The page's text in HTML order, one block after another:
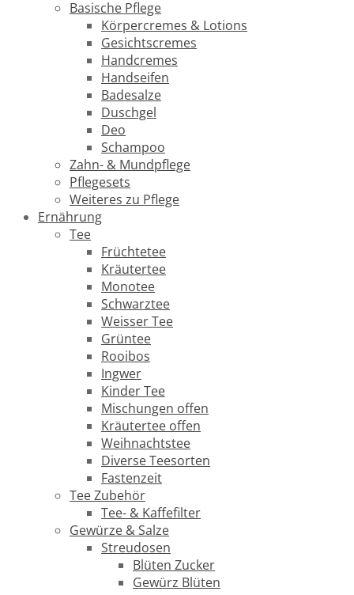
Basische Pflege
Körpercremes & Lotions
Gesichtscremes
Handcremes
Handseifen
Badesalze
Duschgel
Deo
Schampoo
Zahn- & Mundpflege
Pflegesets
Weiteres zu Pflege
Ernährung
Tee
Früchtetee
Kräutertee
Monotee
Schwarztee
Weisser Tee
Grüntee
Rooibos
Ingwer
Kinder Tee
Mischungen offen
Kräutertee offen
Weihnachtstee
Diverse Teesorten
Fastenzeit
Tee Zubehör
Tee- & Kaffefilter
Gewürze & Salze
Streudosen
Blüten Zucker
Gewürz Blüten